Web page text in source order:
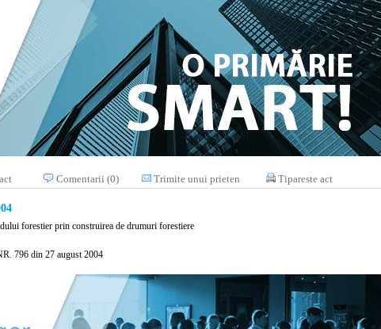
Comentarii (0) Trimite unui prieten Tipareste act
forestier prin construirea de drumuri forestiere
796 din 27 august 2004